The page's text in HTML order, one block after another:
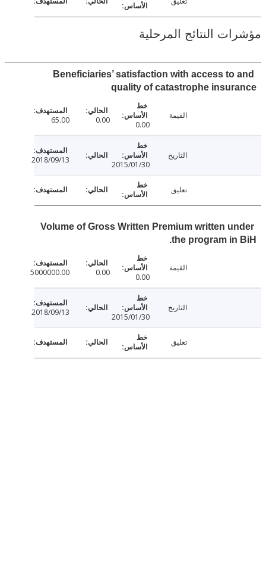
النتائج المرحلية
Beneficiaries’ satisfaction with access to
quality of catastrophe
0.00
65.00
2015/01/30
2018/09/13
Volume of Gross Written Premium written
the program
0.00
5000000.00
2015/01/30
2018/09/13